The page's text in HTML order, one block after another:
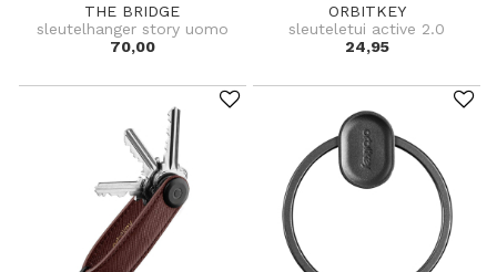
THE BRIDGE
sleutelhanger story uomo
70,00
ORBITKEY
sleuteletui active 2.0
24,95